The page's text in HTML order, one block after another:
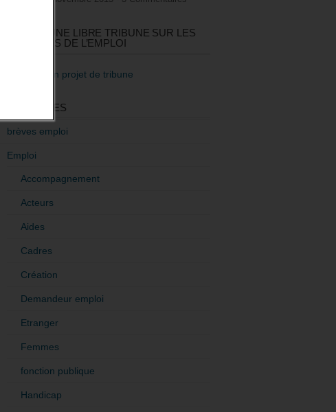
RÉDIGEZ UNE LIBRE TRIBUNE SUR LES
POLITIQUES DE L’EMPLOI
>Décrire mon projet de tribune
CATÉGORIES
brèves emploi
Emploi
Accompagnement
Acteurs
Aides
Cadres
Création
Demandeur emploi
Etranger
Femmes
fonction publique
Handicap